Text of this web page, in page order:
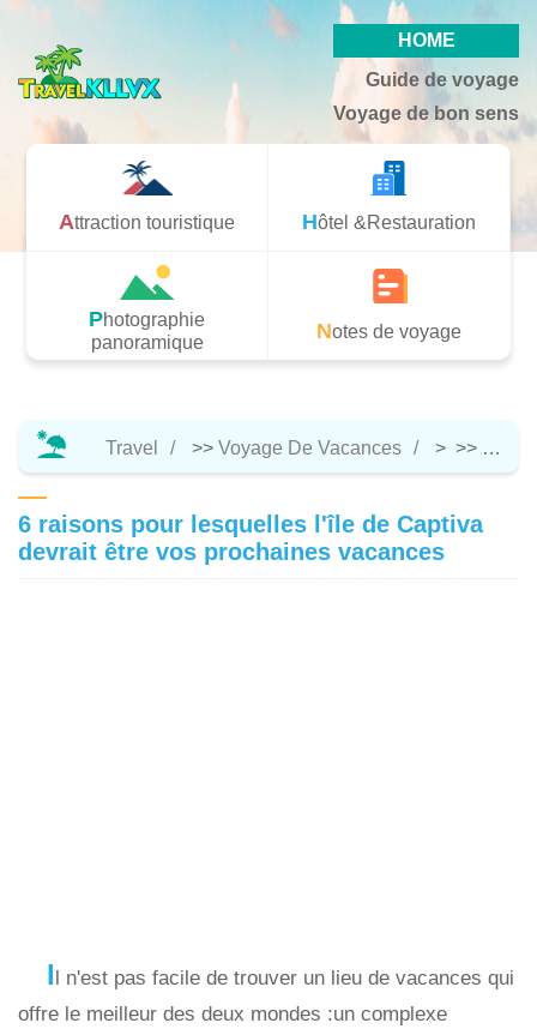
HOME
Guide de voyage
Voyage de bon sens
Attraction touristique Hôtel &Restauration
Photographie
panoramique
Notes de voyage
Travel >> Voyage De Vacances > >>
6 raisons pour lesquelles l'île de Captiva
devrait être vos prochaines vacances
Il n'est pas facile de trouver un lieu de vacances qui
offre le meilleur des deux mondes :un complexe